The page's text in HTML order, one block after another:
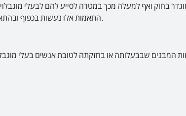
בחוק ואף למעלה מכך במטרה לסייע להם לבעלי
התאמות אלו נעשות בכפוף ובהתאם להוראות חוק שוויון זכויות לאנשים עם מוגבלות (התשנ"ח – 1998) והתקנות על פיו.